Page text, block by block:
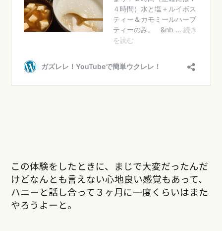
この体験をしたときに、まじで大変だったんだ
けどなんとも言えない心地良い感覚もあって、
ハニーと話し合って３ヶ月に一度くらいはまた
やろうよーと。